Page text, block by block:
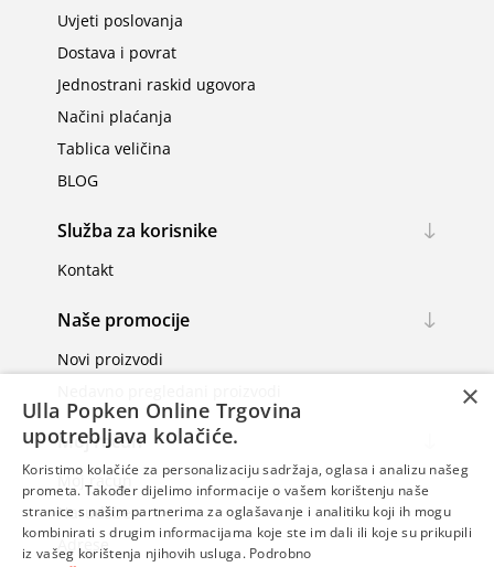
Uvjeti poslovanja
Dostava i povrat
Jednostrani raskid ugovora
Načini plaćanja
Tablica veličina
BLOG
Služba za korisnike
Kontakt
Naše promocije
Novi proizvodi
Moj račun
Moj račun
Narudžbe
Adrese
×
Ulla Popken Online Trgovina
upotrebljava kolačiće.
Koristimo kolačiće za personalizaciju sadržaja, oglasa i analizu našeg
prometa. Također dijelimo informacije o vašem korištenju naše
stranice s našim partnerima za oglašavanje i analitiku koji ih mogu
kombinirati s drugim informacijama koje ste im dali ili koje su prikupili
iz vašeg korištenja njihovih usluga. Podrobno